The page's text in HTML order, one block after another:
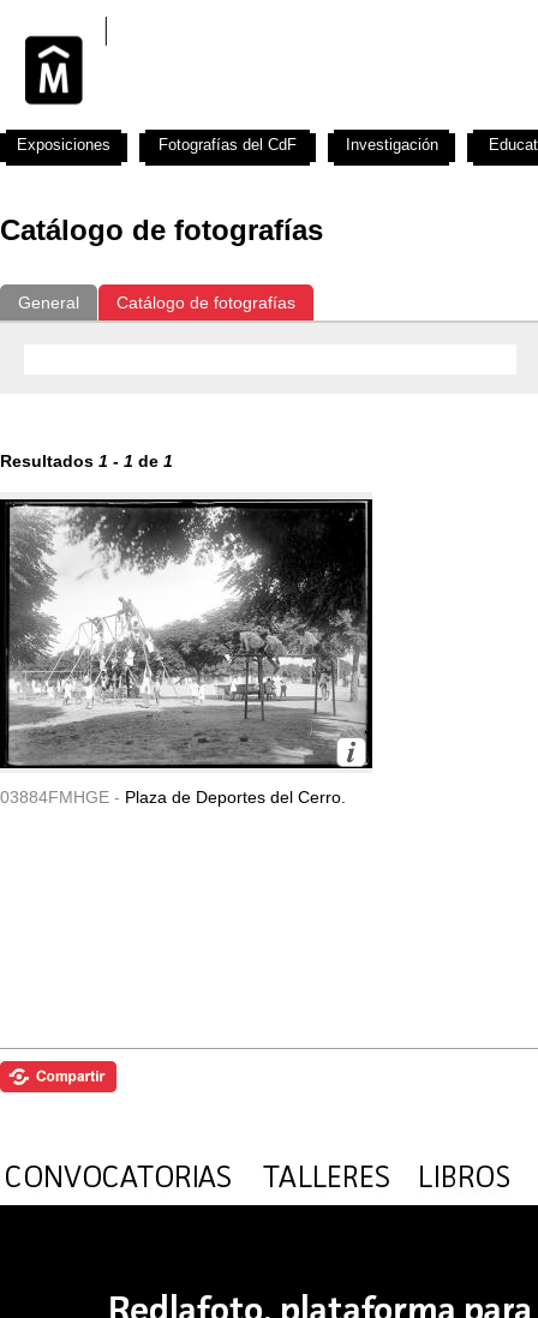
Catálogo de fotografías
General Catálogo de fotografías
Resultados 1 - 1 de 1
03884FMHGE - Plaza de Deportes del Cerro.
Exposiciones Fotografías del CdF Investigación